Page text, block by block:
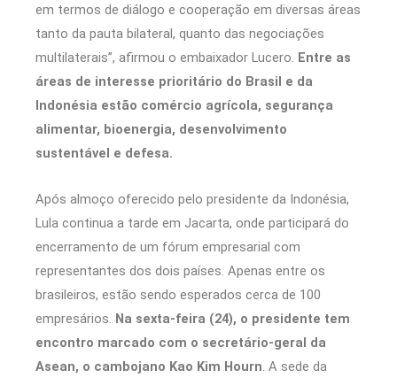
em termos de diálogo e cooperação em diversas áreas
tanto da pauta bilateral, quanto das negociações
multilaterais”, afirmou o embaixador Lucero. Entre as
áreas de interesse prioritário do Brasil e da
Indonésia estão comércio agrícola, segurança
alimentar, bioenergia, desenvolvimento
sustentável e defesa.
Após almoço oferecido pelo presidente da Indonésia,
Lula continua a tarde em Jacarta, onde participará do
encerramento de um fórum empresarial com
representantes dos dois países. Apenas entre os
brasileiros, estão sendo esperados cerca de 100
empresários. Na sexta-feira (24), o presidente tem
encontro marcado com o secretário-geral da
Asean, o cambojano Kao Kim Hourn. A sede da